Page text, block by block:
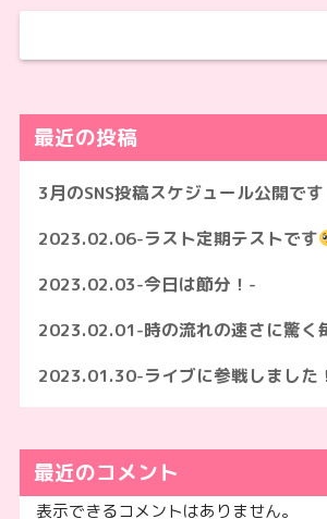
最近の投稿
3月のSNS投稿スケジュール公開です
2023.02.06-ラスト定期テストです
2023.02.03-今日は節分！-
2023.02.01-時の流れの速さに驚く
2023.01.30-ライブに参戦しました
最近のコメント
表示できるコメントはありません。